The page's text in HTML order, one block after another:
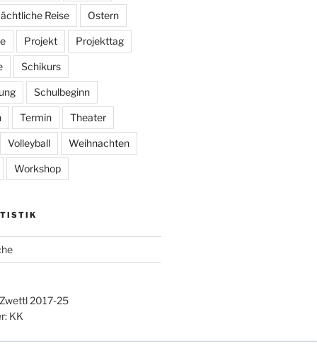
Reise Ostern
Projekt Projekttag
Schikurs
Schulbeginn
Termin Theater
Volleyball Weihnachten
Workshop
2017-25
KK